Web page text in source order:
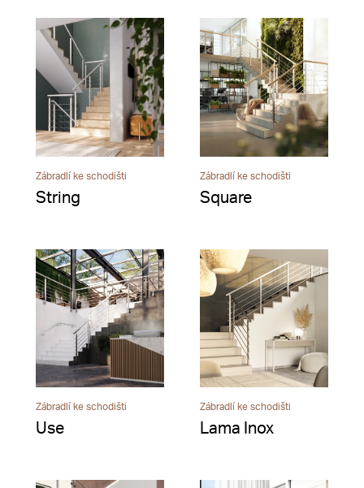
Zábradlí ke schodišti
String
Zábradlí ke schodišti
Square
Zábradlí ke schodišti
Use
Zábradlí ke schodišti
Lama Inox